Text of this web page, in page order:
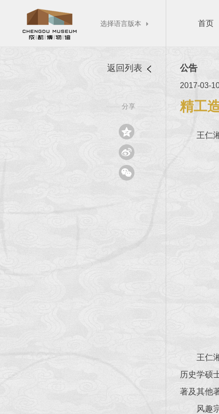
选择语言版本  首页
返回列表
—— 分享 ——



公告
2017-03-
精工
王仁
王仁
历史学硕
著及其他
风趣